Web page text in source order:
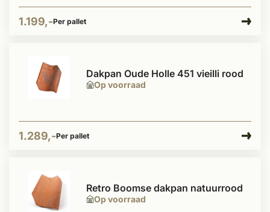
1.199,-Per pallet
Op voorraad
Dakpan Oude Holle 451 vieilli rood
1.289,-Per pallet
Op voorraad
Retro Boomse dakpan natuurrood